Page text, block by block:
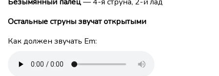
Остальные струны звучат открытыми
Как должен звучать Em: